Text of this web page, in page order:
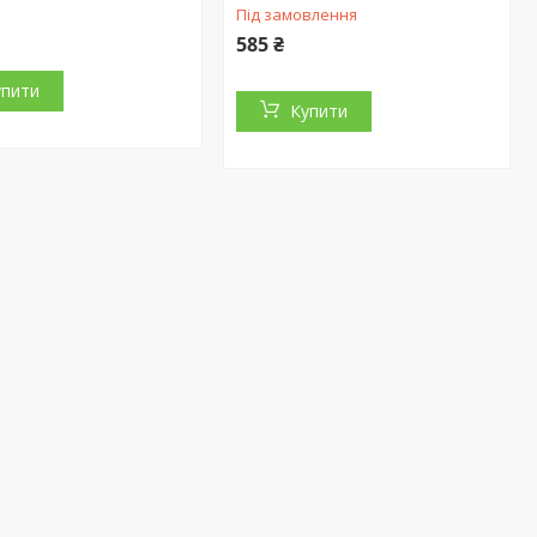
Під замовлення
585 ₴
Купити